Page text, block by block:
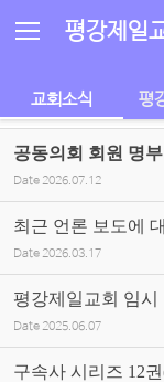
평강제일
교회소식 평
공동의회 회원 명
Date 2026.07.12
최근 언론 보도에
Date 2026.03.17
평강제일교회 임시
Date 2025.06.07
구속사 시리즈 12